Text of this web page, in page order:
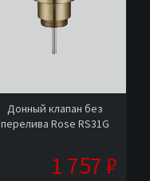
Донный клапан без
перелива Rose RS31G
1 757 ₽